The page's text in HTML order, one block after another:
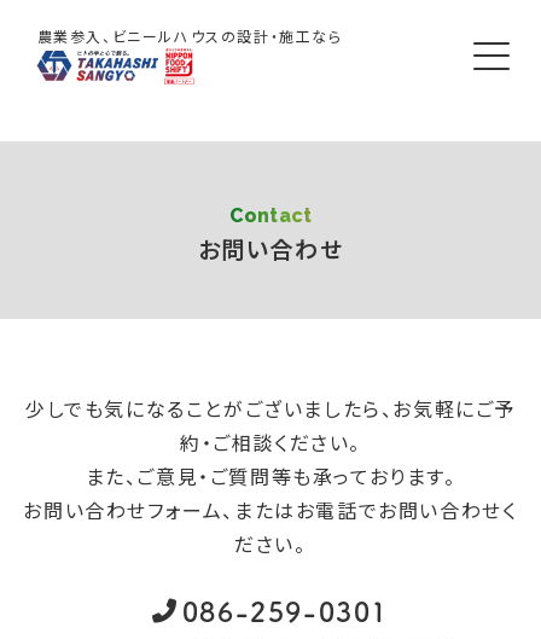
農業参入、ビニールハウスの設計・施工なら
Contact
お問い合わせ
少しでも気になることがございましたら、お気軽にご予
約・ご相談ください。
また、ご意見・ご質問等も承っております。
お問い合わせフォーム、またはお電話でお問い合わせく
ださい。
086-259-0301